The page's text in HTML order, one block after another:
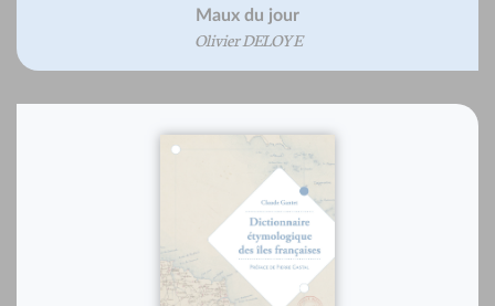
Maux du jour
Olivier DELOYE